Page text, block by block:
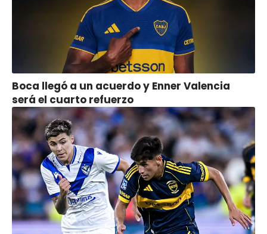
Boca llegó a un acuerdo y Enner Valencia
será el cuarto refuerzo